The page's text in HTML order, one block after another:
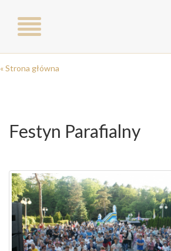
Toggle
navigation
« Strona główna
Festyn Parafialny